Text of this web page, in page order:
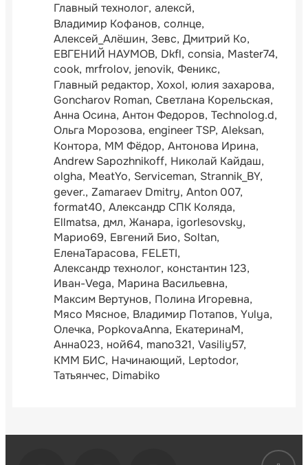
Главный технолог алексй
Владимир Кофанов солнце
Алексей_Алёшин Зевс Дмитрий Ко
ЕВГЕНИЙ НАУМОВ Dkfl consia Master74
cook mrfrolov jenovik Феникс
Главный редактор Xoxol юлия захарова
Goncharov Roman Светлана Корельская
Анна Осина Антон Федоров Technolog.d
Ольга Морозова engineer TSP Aleksan
Контора ММ Фёдор Антонова Ирина
Andrew Sapozhnikoff Николай Кайдаш
olgha MeatYo Serviceman Strannik_BY
gever. Zamaraev Dmitry Anton 007
format40 Александр СПК Коляда
Ellmatsa дмл Жанара igorlesovsky
Марио69 Евгений Био Soltan
ЕленаТарасова FELETI
Александр технолог константин 123
Иван-Vega Марина Васильевна
Максим Вертунов Полина Игоревна
Мясо Мясное Владимир Потапов Yulya
Олечка PopkovaAnna ЕкатеринаМ
Анна023 ной64 mano321 Vasiliy57
КММ БИС Начинающий Leptodor
Татьянчес Dimabiko